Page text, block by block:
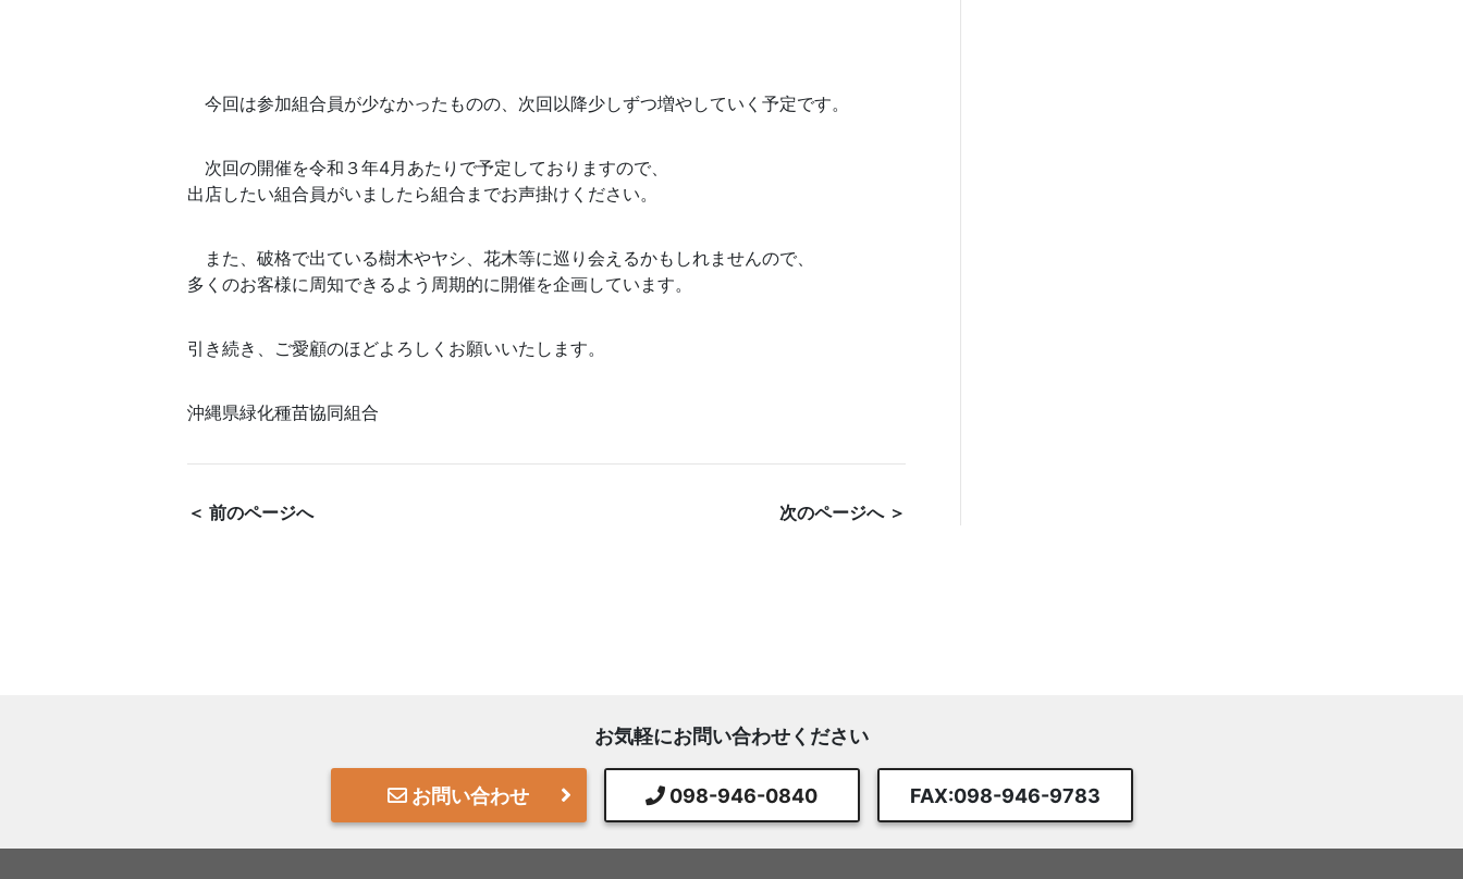
今回は参加組合員が少なかったものの、次回以降少しずつ増やしていく予定です。
次回の開催を令和３年4月あたりで予定しておりますので、
出店したい組合員がいましたら組合までお声掛けください。
また、破格で出ている樹木やヤシ、花木等に巡り会えるかもしれませんので、
多くのお客様に周知できるよう周期的に開催を企画しています。
引き続き、ご愛顧のほどよろしくお願いいたします。
沖縄県緑化種苗協同組合
＜ 前のページへ 次のページへ ＞
お気軽にお問い合わせください
お問い合わせ 098-946-0840 FAX:098-946-9783